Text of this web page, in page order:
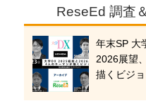
ReseEd 調査
年末SP 大
2026展望
描くビジョ